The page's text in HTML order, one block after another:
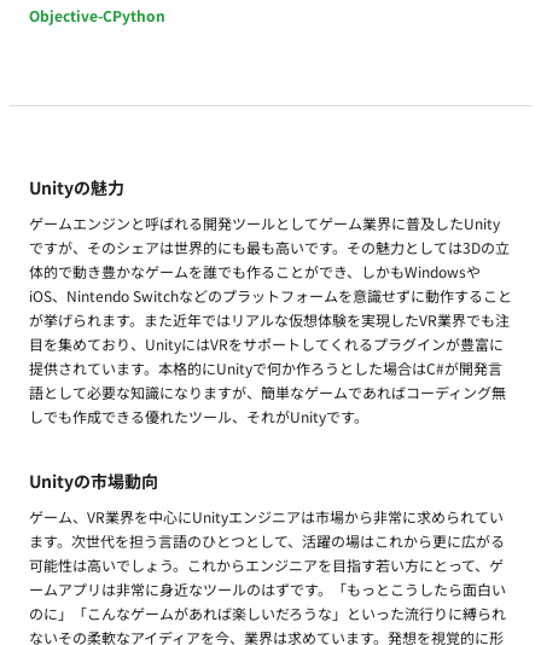
Objective-CPython
Unityの魅力
ゲームエンジンと呼ばれる開発ツールとしてゲーム業界に普及したUnity
ですが、そのシェアは世界的にも最も高いです。その魅力としては3Dの立
体的で動き豊かなゲームを誰でも作ることができ、しかもWindowsや
iOS、Nintendo Switchなどのプラットフォームを意識せずに動作すること
が挙げられます。また近年ではリアルな仮想体験を実現したVR業界でも注
目を集めており、UnityにはVRをサポートしてくれるプラグインが豊富に
提供されています。本格的にUnityで何か作ろうとした場合はC#が開発言
語として必要な知識になりますが、簡単なゲームであればコーディング無
しでも作成できる優れたツール、それがUnityです。
Unityの市場動向
ゲーム、VR業界を中心にUnityエンジニアは市場から非常に求められてい
ます。次世代を担う言語のひとつとして、活躍の場はこれから更に広がる
可能性は高いでしょう。これからエンジニアを目指す若い方にとって、ゲ
ームアプリは非常に身近なツールのはずです。「もっとこうしたら面白い
のに」「こんなゲームがあれば楽しいだろうな」といった流行りに縛られ
ないその柔軟なアイディアを今、業界は求めています。発想を視覚的に形